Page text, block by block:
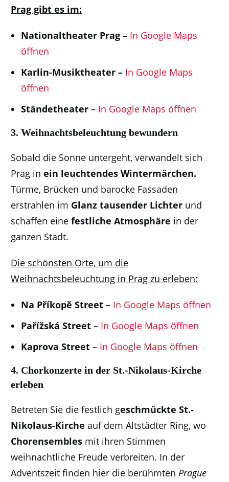
Prag gibt es im:
Nationaltheater Prag – In Google Maps
öffnen
Karlin-Musiktheater – In Google Maps
öffnen
Ständetheater – In Google Maps öffnen
3. Weihnachtsbeleuchtung bewundern
Sobald die Sonne untergeht, verwandelt sich
Prag in ein leuchtendes Wintermärchen.
Türme, Brücken und barocke Fassaden
erstrahlen im Glanz tausender Lichter und
schaffen eine festliche Atmosphäre in der
ganzen Stadt.
Die schönsten Orte, um die
Weihnachtsbeleuchtung in Prag zu erleben:
Na Příkopě Street – In Google Maps öffnen
Pařížská Street – In Google Maps öffnen
Kaprova Street – In Google Maps öffnen
4. Chorkonzerte in der St.-Nikolaus-Kirche
erleben
Betreten Sie die festlich geschmückte St.-
Nikolaus-Kirche auf dem Altstädter Ring, wo
Chorensembles mit ihren Stimmen
weihnachtliche Freude verbreiten. In der
Adventszeit finden hier die berühmten Prague